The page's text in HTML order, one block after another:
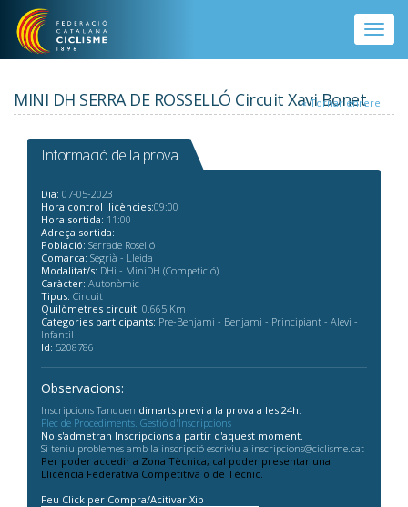
Vés al contingut
Toggle
MINI DH SERRA DE ROSSELLÓ Circuit Xavi Bonet
Informació de la prova
Dia: 07-05-2023
Hora control llicències:09:00
Hora sortida: 11:00
Adreça sortida:
Població: Serrade Roselló
Comarca: Segrià - Lleida
Modalitat/s: DHi - MiniDH (Competició)
Caràcter: Autonòmic
Tipus: Circuit
Quilòmetres circuit: 0.665 Km
Categories participants: Pre-Benjami - Benjami - Principiant - Alevi -
Infantil
Id: 5208786
Observacions:
Inscripcions Tanquen dimarts previ a la prova a les 24h.
Plec de Procediments. Gestió d'Inscripcions
No s'admetran Inscripcions a partir d'aquest moment.
Si teniu problemes amb la inscripció escriviu a inscripcions@ciclisme.cat
Per poder accedir a Zona Tècnica, cal poder presentar una
Llicència Federativa Competitiva o de Tècnic.
Feu Click per Compra/Acitivar Xip
« Tornar enrere